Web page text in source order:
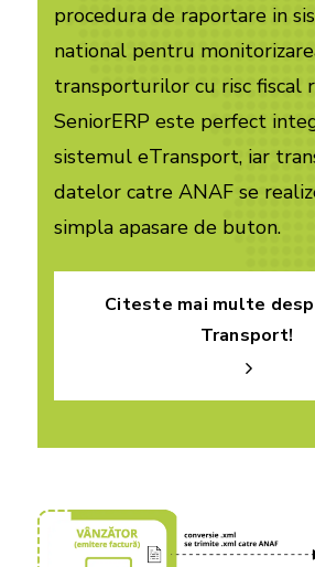
procedura de raportare in
national pentru
transporturilor cu risc fiscal
SeniorERP este perfect
sistemul eTransport, iar
datelor catre ANAF se
simpla apasare de buton.
Citeste mai multe
Transport!